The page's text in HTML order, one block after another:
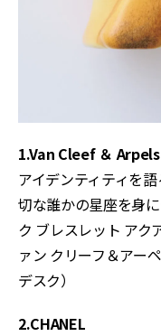
1.Van Cleef ＆ Arpels
アイデンティティを語
切な誰かの星座を身に
ク ブレスレット アクア
ァン クリーフ＆アー
デスク）
2.CHANEL